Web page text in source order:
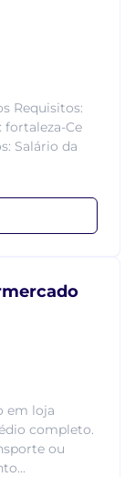
Requisitos:
fortaleza-Ce
Salário da
em loja
completo.
ou